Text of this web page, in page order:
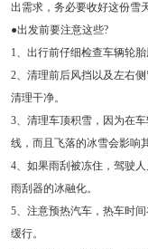
出需求，务必要收好这份雪
●出发前要注意这些?
1、出行前仔细检查车辆轮
2、清理前后风挡以及左右
清理干净。
3、清理车顶积雪，因为在
线，而且飞落的冰雪会影响
4、如果雨刮被冻住，驾驶
雨刮器的冰融化。
5、注意预热汽车，热车时
缓行。